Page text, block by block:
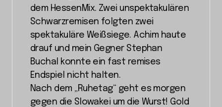
dem HessenMix. Zwei unspektakulären
Schwarzremisen folgten zwei
spektakuläre Weißsiege. Achim haute
drauf und mein Gegner Stephan
Buchal konnte ein fast remises
Endspiel nicht halten.
Nach dem „Ruhetag“ geht es morgen
gegen die Slowakei um die Wurst! Gold